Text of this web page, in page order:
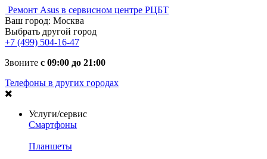
Ремонт Asus в сервисном центре РЦБТ
Ваш город: Москва
Выбрать другой город
+7 (499) 504-16-47
Звоните с 09:00 до 21:00
Телефоны в других городах
Услуги/сервис
Смартфоны
Планшеты